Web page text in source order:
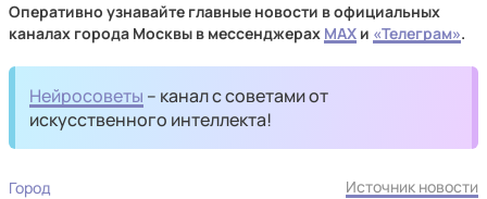
Оперативно узнавайте главные новости в официальных
каналах города Москвы в мессенджерах MAX и «Телеграм».
Нейросоветы – канал с советами от
искусственного интеллекта!
Город Источник новости